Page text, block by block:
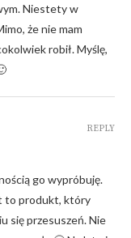
Niestety w
że nie mam
robił. Myślę,
go wypróbuję.
to produkt, który
się przesuszeń. Nie
REPLY